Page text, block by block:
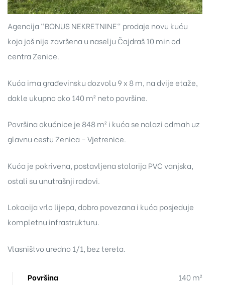
Agencija "BONUS NEKRETNINE" prodaje novu kuću
koja još nije završena u naselju Čajdraš 10 min od
centra Zenice.
Kuća ima građevinsku dozvolu 9 x 8 m, na dvije etaže,
dakle ukupno oko 140 m² neto površine.
Površina okućnice je 848 m² i kuća se nalazi odmah uz
glavnu cestu Zenica - Vjetrenice.
Kuća je pokrivena, postavljena stolarija PVC vanjska,
ostali su unutrašnji radovi.
Lokacija vrlo lijepa, dobro povezana i kuća posjeduje
kompletnu infrastrukturu.
Vlasništvo uredno 1/1, bez tereta.
Površina
140 m²